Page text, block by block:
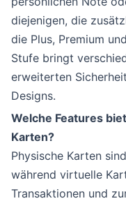
diejenigen, die
die Plus, Premium
Stufe bringt
erweiterten
Designs.
Welche Features
Karten?
Physische Karten
während virtuelle
Transaktionen und